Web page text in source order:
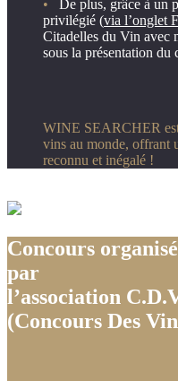
• De plus, grâce à un
privilégié (via l’onglet
Citadelles du Vin avec
sous la présentation du
WINE SEARCHER
vins au monde, offrant
reconnu et inégalé !
Concours organisé
par
l’association
(Concours Des